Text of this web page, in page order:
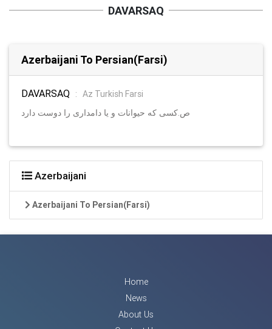
DAVARSAQ
Azerbaijani To Persian(Farsi)
DAVARSAQ : Az Turkish Farsi
ص.کسی که حیوانات و یا دامداری را دوست دارد
Azerbaijani
Azerbaijani To Persian(Farsi)
Home
News
About Us